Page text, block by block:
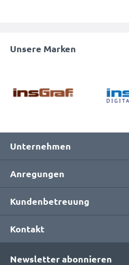
Unsere Marken
Unternehmen
Anregungen
Kundenbetreuung
Kontakt
Newsletter abonnieren